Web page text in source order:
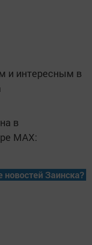
и интересным в
в
MАХ:
Заинска?